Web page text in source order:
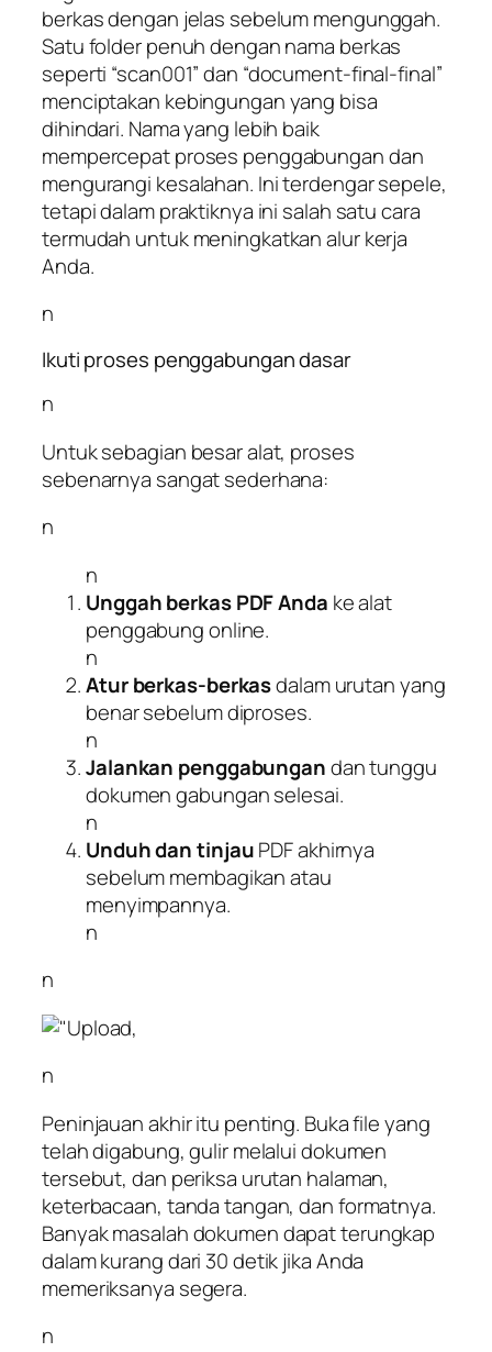
berkas dengan jelas sebelum mengunggah.
Satu folder penuh dengan nama berkas
seperti “scan001” dan “document-final-final”
menciptakan kebingungan yang bisa
dihindari. Nama yang lebih baik
mempercepat proses penggabungan dan
mengurangi kesalahan. Ini terdengar sepele,
tetapi dalam praktiknya ini salah satu cara
termudah untuk meningkatkan alur kerja
Anda.
n
Ikuti proses penggabungan dasar
n
Untuk sebagian besar alat, proses
sebenarnya sangat sederhana:
n
n
Unggah berkas PDF Anda ke alat
penggabung online.
n
Atur berkas-berkasdalam urutan yang
benar sebelum diproses.
n
Jalankan penggabungandan tunggu
dokumen gabungan selesai.
n
Unduh dan tinjauPDF akhirnya
sebelum membagikan atau
menyimpannya.
n
n
n
Peninjauan akhir itu penting. Buka file yang
telah digabung, gulir melalui dokumen
tersebut, dan periksa urutan halaman,
keterbacaan, tanda tangan, dan formatnya.
Banyak masalah dokumen dapat terungkap
dalam kurang dari 30 detik jika Anda
memeriksanya segera.
n